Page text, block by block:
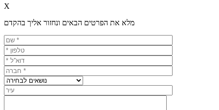
X
מלא את הפרטים הבאים ונחזור אליך בהקדם